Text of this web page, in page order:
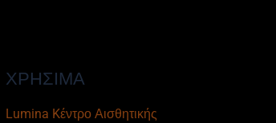
ΧΡΗΣΙΜΑ
Lumina Kέντρο Αισθητικής